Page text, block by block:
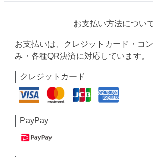
お支払い方法につい
お支払いは、クレジットカード・コ
み・各種QR決済に対応しています。
クレジットカード
PayPay